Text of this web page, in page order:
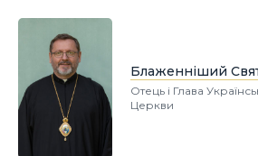
Блаженніший
Отець і Глава
Церкви